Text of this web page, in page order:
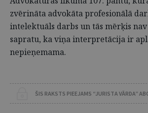
zvērināta advokāta profesionālā
intelektuāls darbs un tās mērķis nav
sapratu, ka viņa interpretācija ir
nepieņemama.
ŠIS RAKSTS PIEEJAMS “JURISTA VĀRDA”